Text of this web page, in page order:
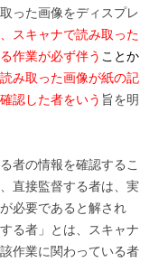
った画像をディスプレ
スキャナで読み取った
作業が必ず伴う ことか
み取った画像が紙の記
認した者をいう 旨を明
者の情報を確認するこ
直接監督する者は、実
必要であると解され
る者」とは、スキャナ
作業に関わっている者